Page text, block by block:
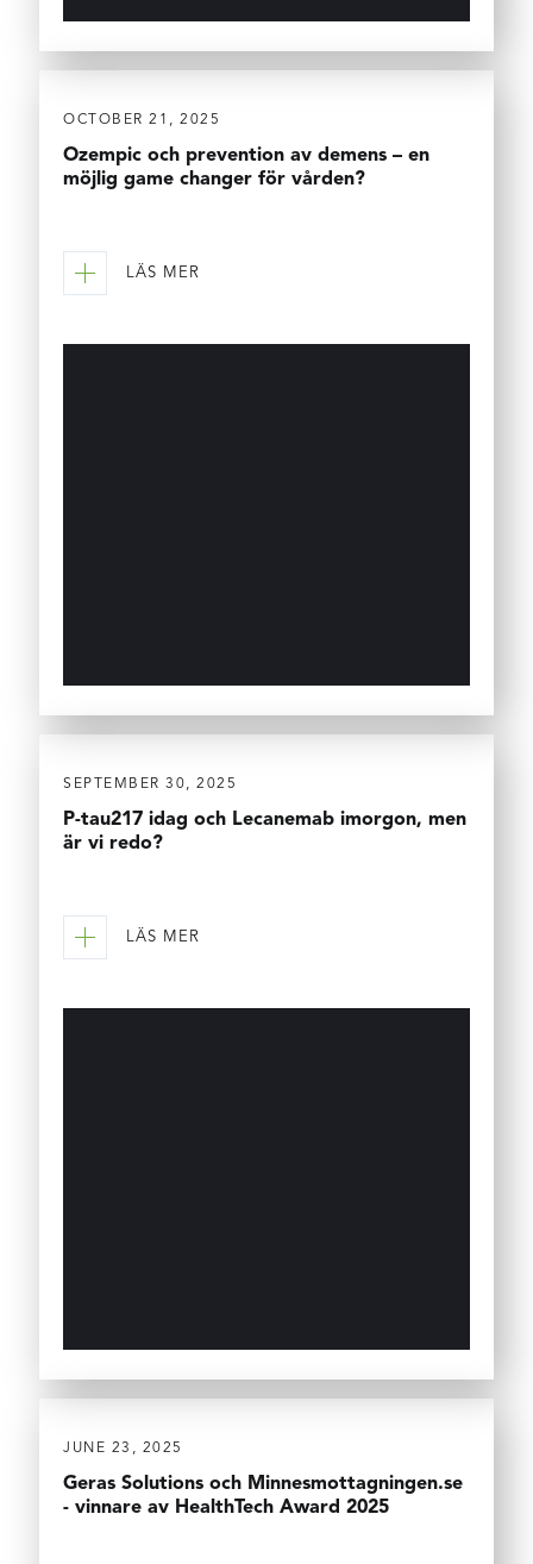
OCTOBER 21, 2025
Ozempic och prevention av demens – en
möjlig game changer för vården?
LÄS MER
SEPTEMBER 30, 2025
P-tau217 idag och Lecanemab imorgon, men
är vi redo?
LÄS MER
JUNE 23, 2025
Geras Solutions och Minnesmottagningen.se
- vinnare av HealthTech Award 2025